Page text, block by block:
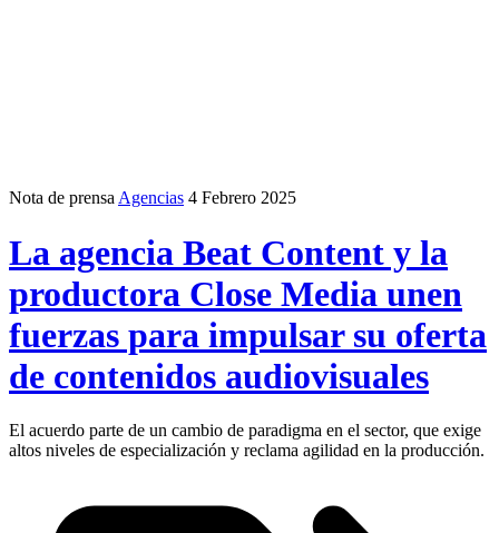
Nota de prensa Agencias 4 Febrero 2025
La agencia Beat Content y la
productora Close Media unen
fuerzas para impulsar su oferta
de contenidos audiovisuales
El acuerdo parte de un cambio de paradigma en el sector, que exige
altos niveles de especialización y reclama agilidad en la producción.